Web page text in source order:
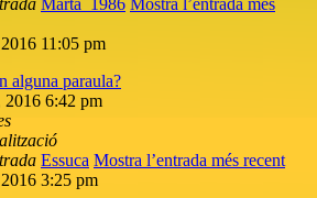
11:05 pm
alguna paraula?
2016 6:42 pm
Essuca Mostra l’entrada més recent
3:25 pm